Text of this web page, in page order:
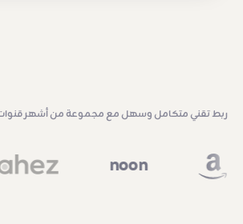
ربط تقني متكامل وسهل مع مجموعة من أشهر قنوات
</>